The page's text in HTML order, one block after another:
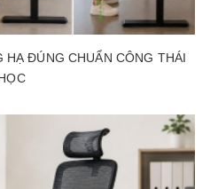
HẠ ĐÚNG CHUẨN CÔNG THÁI